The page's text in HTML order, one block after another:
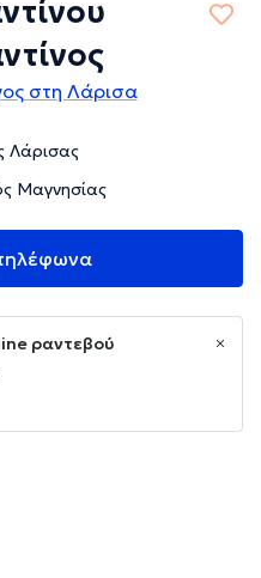
στη Λάρισα
Λάρισας
Μαγνησίας
ραντεβού